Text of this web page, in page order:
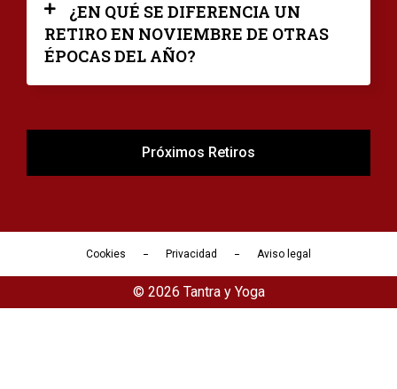
¿EN QUÉ SE DIFERENCIA UN
RETIRO EN NOVIEMBRE DE OTRAS
ÉPOCAS DEL AÑO?
Próximos Retiros
Cookies Privacidad Aviso legal
© 2026 Tantra y Yoga